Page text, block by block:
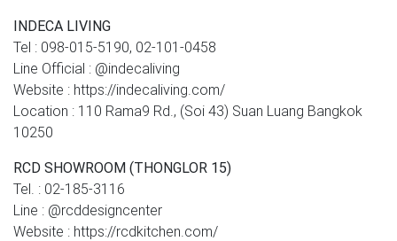
INDECA LIVING
Tel : 098-015-5190, 02-101-0458
Line Official : @indecaliving
Website : https://indecaliving.com/
Location : 110 Rama9 Rd., (Soi 43) Suan Luang Bangkok
10250
RCD SHOWROOM (THONGLOR 15)
Tel. : 02-185-3116
Line : @rcddesigncenter
Website : https://rcdkitchen.com/